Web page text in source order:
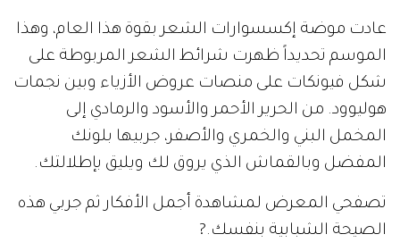
عادت موضة إكسسوارات الشعر بقوة هذا العام، وهذا
الموسم تحديداً ظهرت شرائط الشعر المربوطة على
شكل فيونكات على منصات عروض الأزياء وبين نجمات
هوليوود. من الحرير الأحمر والأسود والرمادي إلى
المخمل البني والخمري والأصفر، جربيها بلونك
المفضل وبالقماش الذي يروق لك ويليق بإطلالتك.
تصفحي المعرض لمشاهدة أجمل الأفكار ثم جربي هذه
الصيحة الشبابية بنفسك.?